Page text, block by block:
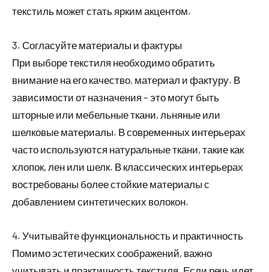
текстиль может стать ярким акцентом.
3. Согласуйте материалы и фактуры
При выборе текстиля необходимо обратить
внимание на его качество, материал и фактуру. В
зависимости от назначения – это могут быть
шторные или мебельные ткани, льняные или
шелковые материалы. В современных интерьерах
часто используются натуральные ткани, такие как
хлопок, лен или шелк. В классических интерьерах
востребованы более стойкие материалы с
добавлением синтетических волокон.
4. Учитывайте функциональность и практичность
Помимо эстетических соображений, важно